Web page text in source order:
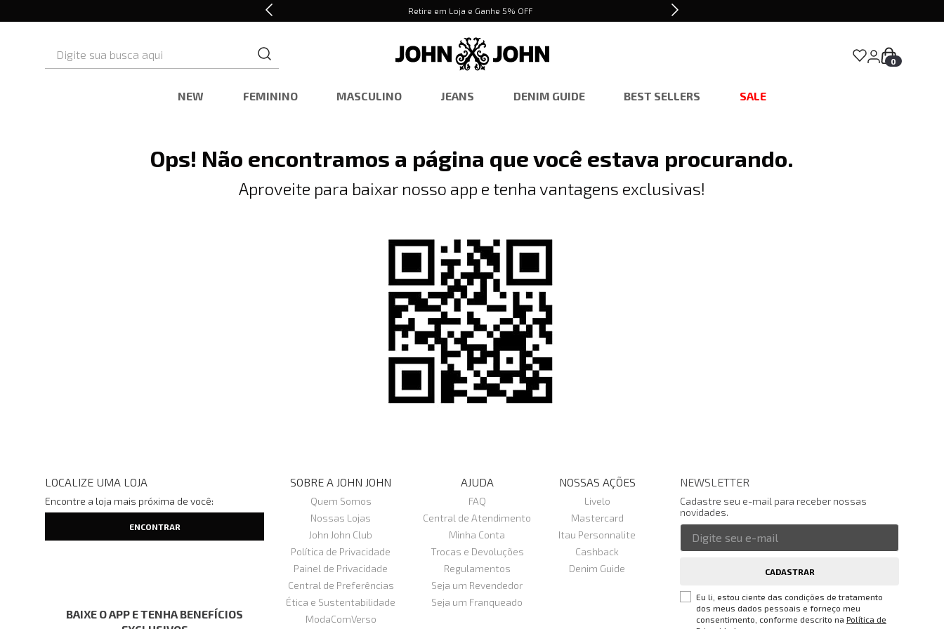
Retire em Loja e Ganhe 5% OFF
0
NEW FEMININO MASCULINO JEANS DENIM GUIDE BEST SELLERS SALE
Ops! Não encontramos a página que você estava procurando.
Aproveite para baixar nosso app e tenha vantagens exclusivas!
LOCALIZE UMA LOJA
Encontre a loja mais próxima de você:
BAIXE O APP E TENHA BENEFÍCIOS
SOBRE A JOHN JOHN
Quem Somos
Nossas Lojas
John John Club
Política de Privacidade
Painel de Privacidade
Central de Preferências
Ética e Sustentabilidade
ModaComVerso
AJUDA
FAQ
Central de Atendimento
Minha Conta
Trocas e Devoluções
Regulamentos
Seja um Revendedor
Seja um Franqueado
NOSSAS AÇÕES
Livelo
Mastercard
Itau Personnalite
Cashback
Denim Guide
NEWSLETTER
Cadastre seu e-mail para receber nossas
novidades.
CADASTRAR
Eu li, estou ciente das condições de tratamento
dos meus dados pessoais e forneço meu
consentimento, conforme descrito na Política de